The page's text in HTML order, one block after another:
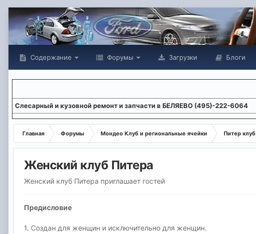
Содержание Форумы Загрузки Блоги
Слесарный и кузовной ремонт и запчасти в БЕЛЯЕВО (495)-222-6064
Главная Форумы Мондео Клуб и региональные ячейки Питер клуб
Женский клуб Питера
Женский клуб Питера приглашает гостей
Предисловие
1. Создан для женщин и исключительно для женщин.